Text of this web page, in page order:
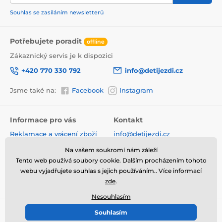
převoz tříkolky.
Souhlas se zasíláním newsletterů
Potřebujete poradit offline
Zákaznický servis je k dispozici
+420 770 330 792
info@detijezdi.cz
Jsme také na: Facebook Instagram
Informace pro vás
Reklamace a vrácení zboží
Obchodní podmínky
Ochrana osobních údajů
Hodnocení obchodu
Kontakt
info@detijezdi.cz
770 330 792 (Po-Pá 10-16 hod)
Instagram detijezdi.cz/
© 2026 www.detijezdi.cz ⦁ E-shop vytvořila
Na vašem soukromí nám záleží
Tento web používá soubory cookie. Dalším procházením tohoto
webu vyjadřujete souhlas s jejich používáním.. Více informací
zde.
Nesouhlasím
Souhlasím